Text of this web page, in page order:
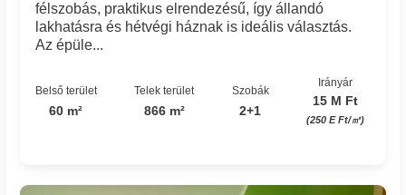
félszobás, praktikus elrendezésű, így állandó
lakhatásra és hétvégi háznak is ideális választás.
Az épüle...
Belső terület
60 m²
Telek terület
866 m²
Szobák
2+1
Irányár
15 M Ft
(250 E Ft/㎡)